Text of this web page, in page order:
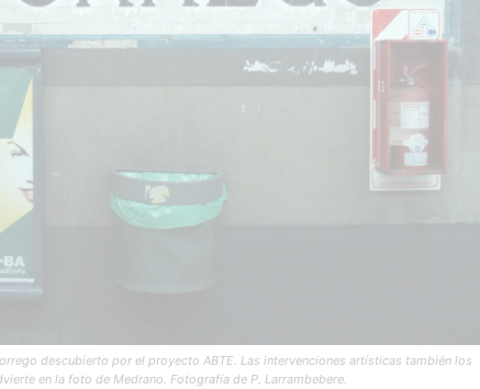
descubierto por el proyecto ABTE. Las intervenciones artísticas también los
en la foto de Medrano. Fotografía de P. Larrambebere.